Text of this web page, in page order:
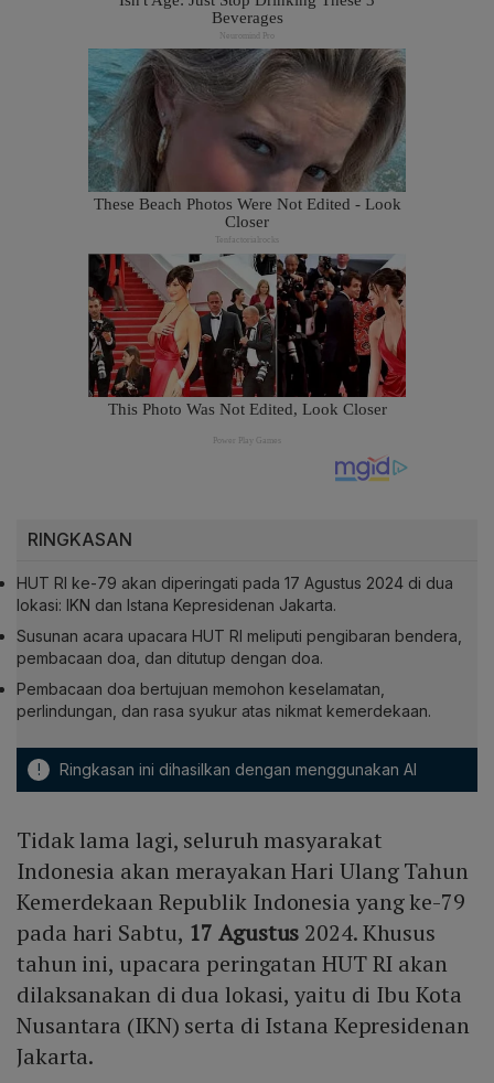
RINGKASAN
HUT RI ke-79 akan diperingati pada 17 Agustus 2024 di dua
lokasi: IKN dan Istana Kepresidenan Jakarta.
Susunan acara upacara HUT RI meliputi pengibaran bendera,
pembacaan doa, dan ditutup dengan doa.
Pembacaan doa bertujuan memohon keselamatan,
perlindungan, dan rasa syukur atas nikmat kemerdekaan.
! Ringkasan ini dihasilkan dengan menggunakan AI
Tidak lama lagi, seluruh masyarakat
Indonesia akan merayakan Hari Ulang Tahun
Kemerdekaan Republik Indonesia yang ke-79
pada hari Sabtu, 17 Agustus 2024. Khusus
tahun ini, upacara peringatan HUT RI akan
dilaksanakan di dua lokasi, yaitu di Ibu Kota
Nusantara (IKN) serta di Istana Kepresidenan
Jakarta.